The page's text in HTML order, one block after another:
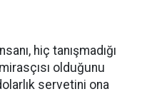
hiç tanışmadığı
olduğunu
servetini ona